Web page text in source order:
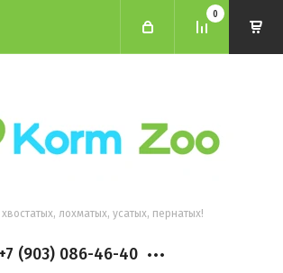
0
лохматых, усатых, пернатых!
+7 (903) 086-46-40